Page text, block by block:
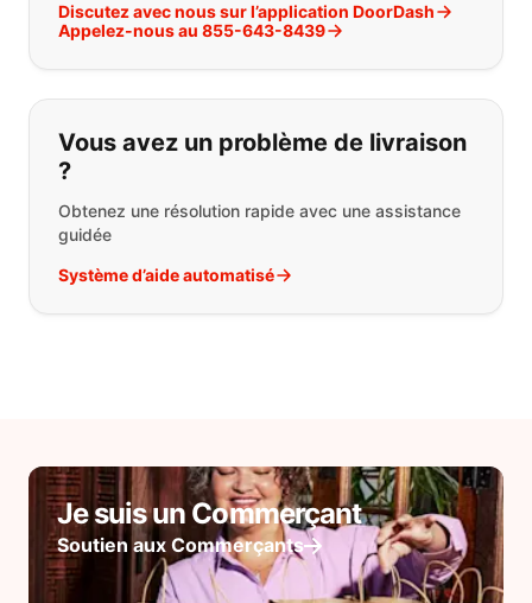
Discutez avec nous sur l’application DoorDash
Appelez-nous au 855-643-8439
Vous avez un problème de livraison
?
Obtenez une résolution rapide avec une assistance
guidée
Système d’aide automatisé
Je suis un Commerçant
Soutien aux Commerçants